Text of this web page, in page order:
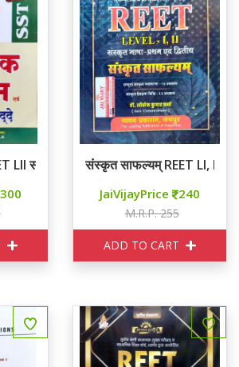
LII सामाजिक अध्ययन एवं शिक्षा शास्त्रीय मुद्दे
300
संस्कृत साफल्यम् REET LI, II
JaiVijayPrice 240
M.R.P. 255
ADD TO CART